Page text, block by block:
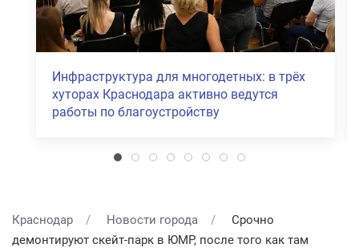
Инфраструктура для многодетных: в трёх
хуторах Краснодара активно ведутся
работы по благоустройству
Краснодар Новости города
Срочно
демонтируют скейт-парк в ЮМР, после того как там